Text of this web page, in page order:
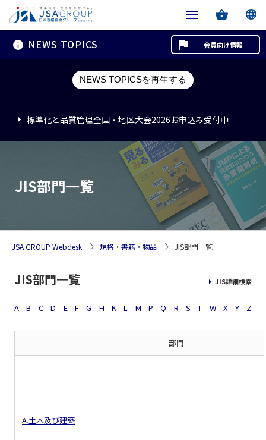
NEWS TOPICS
NEWS TOPICSを再生する
標準化と品質管理全国・地区大会2026お申込み受付中
標準化と品質管理全国・地区大会2026お申込み受付中
標準化と品質管理全国・地区大会2026お申込み受付中
会員向け情報
JIS部門一覧
JSA GROUP Webdesk 規格・書籍・物品 JIS部門一覧
JIS部門一覧 JIS詳細検索
A B C D E F G H K L M P Q R S T W X Y Z
部門
A.土木及び建築